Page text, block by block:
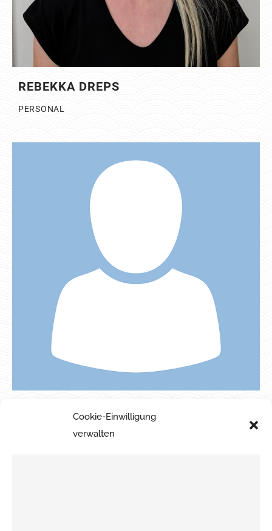
Cookie-Einwilligung
verwalten
REBEKKA DREPS
PERSONAL
MARTINA HANSEL
BUCHHALTUNG